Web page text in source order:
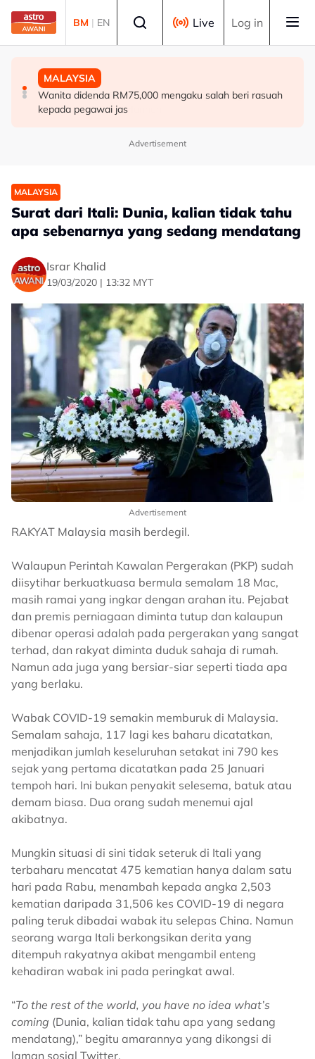
Skip to main content
BM | EN Live Log in
MALAYSIA
Ismail Sabri didakwa esok di Mahkamah Sesyen Kuala
Lumpur
MALAYSIA
Operasi penguatkuasaan "bilik sarang burung" perlu
dilaksana berkala - Hannah
MALAYSIA
Wanita didenda RM75,000 mengaku salah beri rasuah
kepada pegawai jas
Advertisement
MALAYSIA
Surat dari Itali: Dunia, kalian tidak tahu
apa sebenarnya yang sedang mendatang
Israr Khalid
19/03/2020 | 13:32 MYT
Advertisement
RAKYAT Malaysia masih berdegil.
Walaupun Perintah Kawalan Pergerakan (PKP) sudah
diisytihar berkuatkuasa bermula semalam 18 Mac,
masih ramai yang ingkar dengan arahan itu. Pejabat
dan premis perniagaan diminta tutup dan kalaupun
dibenar operasi adalah pada pergerakan yang sangat
terhad, dan rakyat diminta duduk sahaja di rumah.
Namun ada juga yang bersiar-siar seperti tiada apa
yang berlaku.
Wabak COVID-19 semakin memburuk di Malaysia.
Semalam sahaja, 117 lagi kes baharu dicatatkan,
menjadikan jumlah keseluruhan setakat ini 790 kes
sejak yang pertama dicatatkan pada 25 Januari
tempoh hari. Ini bukan penyakit selesema, batuk atau
demam biasa. Dua orang sudah menemui ajal
akibatnya.
Mungkin situasi di sini tidak seteruk di Itali yang
terbaharu mencatat 475 kematian hanya dalam satu
hari pada Rabu, menambah kepada angka 2,503
kematian daripada 31,506 kes COVID-19 di negara
paling teruk dibadai wabak itu selepas China. Namun
seorang warga Itali berkongsikan derita yang
ditempuh rakyatnya akibat mengambil enteng
kehadiran wabak ini pada peringkat awal.
“To the rest of the world, you have no idea what’s
coming (Dunia, kalian tidak tahu apa yang sedang
mendatang),” begitu amarannya yang dikongsi di
laman sosial Twitter.